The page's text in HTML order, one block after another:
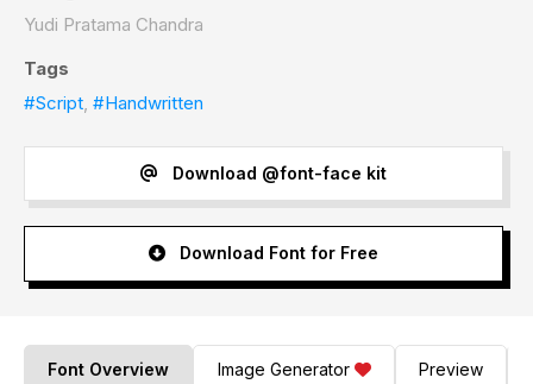
Yudi Pratama Chandra
Tags
#Script, #Handwritten
Download @font-face kit
Download Font for Free
Font Overview Image Generator Preview